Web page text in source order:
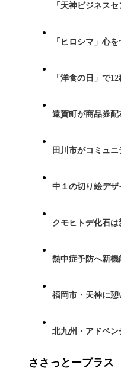
「天神ビジネス
「ヒロシマ」心
「洋食の日」で
遠賀町が商品券配
田川市がコミュ
中１の切り絵デ
クモヒトデ化石
熱中症予防へ新
福岡市・天神に
北九州・アドベ
ささっとープラス